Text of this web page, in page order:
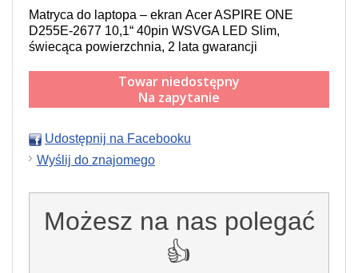
Matryca do laptopa – ekran Acer ASPIRE ONE
D255E-2677 10,1“ 40pin WSVGA LED Slim,
świecąca powierzchnia, 2 lata gwarancji
Towar niedostępny
Na zapytanie
Udostępnij na Facebooku
Wyślij do znajomego
Możesz na nas polegać
👍